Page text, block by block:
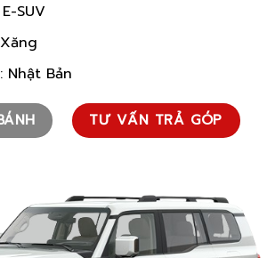
SUV
Nhật Bản
TƯ VẤN TRẢ GÓP